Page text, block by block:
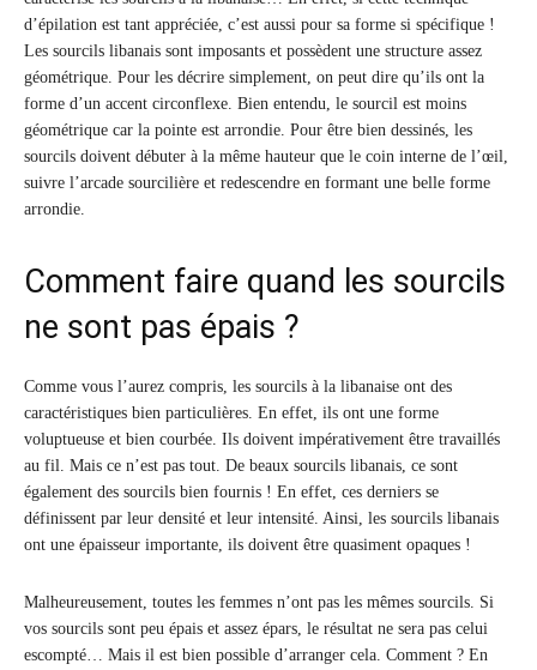
d’épilation est tant appréciée, c’est aussi pour sa forme si spécifique !
Les sourcils libanais sont imposants et possèdent une structure assez
géométrique. Pour les décrire simplement, on peut dire qu’ils ont la
forme d’un accent circonflexe. Bien entendu, le sourcil est moins
géométrique car la pointe est arrondie. Pour être bien dessinés, les
sourcils doivent débuter à la même hauteur que le coin interne de l’œil,
suivre l’arcade sourcilière et redescendre en formant une belle forme
arrondie.
Comment faire quand les sourcils
ne sont pas épais ?
Comme vous l’aurez compris, les sourcils à la libanaise ont des
caractéristiques bien particulières. En effet, ils ont une forme
voluptueuse et bien courbée. Ils doivent impérativement être travaillés
au fil. Mais ce n’est pas tout. De beaux sourcils libanais, ce sont
également des sourcils bien fournis ! En effet, ces derniers se
définissent par leur densité et leur intensité. Ainsi, les sourcils libanais
ont une épaisseur importante, ils doivent être quasiment opaques !
Malheureusement, toutes les femmes n’ont pas les mêmes sourcils. Si
vos sourcils sont peu épais et assez épars, le résultat ne sera pas celui
escompté… Mais il est bien possible d’arranger cela. Comment ? En